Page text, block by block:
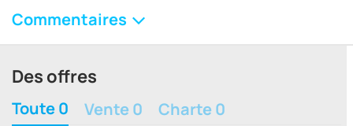
Commentaires
Des offres
Toute 0 Vente 0 Charte 0